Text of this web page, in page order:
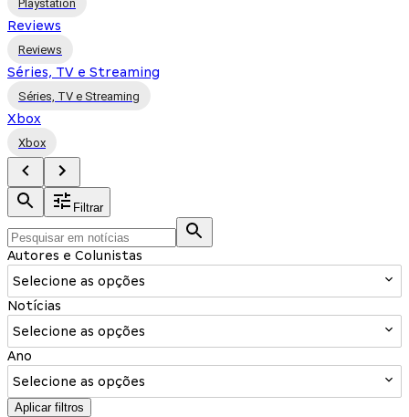
Playstation
Reviews
Reviews
Séries, TV e Streaming
Séries, TV e Streaming
Xbox
Xbox
Filtrar
Autores e Colunistas
Selecione as opções
Notícias
Selecione as opções
Ano
Selecione as opções
Aplicar filtros